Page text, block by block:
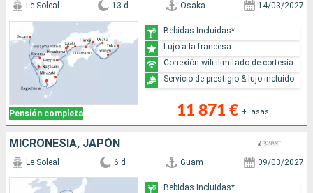
Pensión completa
Le Soleal 13 d Osaka 14/03/2027
11 871 € +Tasas
Bebidas Incluidas*
Lujo a la francesa
Conexión wifi ilimitado de cortesía
Servicio de prestigio & lujo incluido
MICRONESIA, JAPÓN
Le Soleal 6 d Guam 09/03/2027
Bebidas Incluidas*